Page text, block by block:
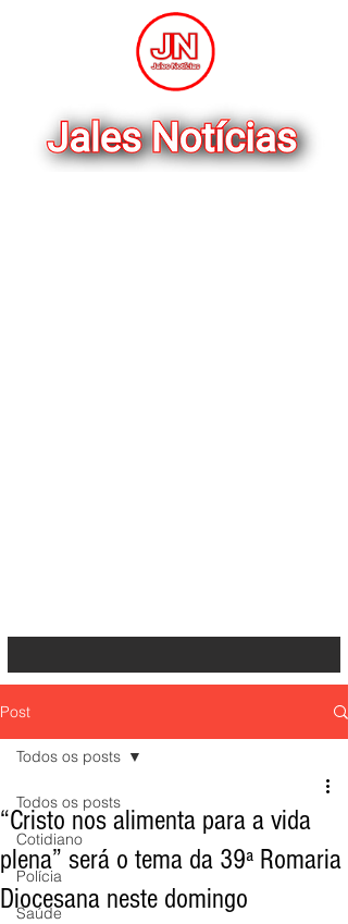
Post
Todos os posts
Cotidiano
Polícia
Saúde
Todos os posts
“Cristo nos alimenta para a vida
plena” será o tema da 39ª Romaria
Diocesana neste domingo